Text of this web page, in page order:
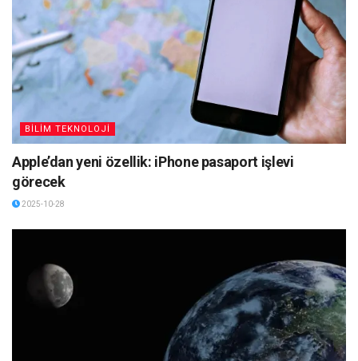
BİLİM TEKNOLOJİ
Apple’dan yeni özellik: iPhone pasaport işlevi
görecek
2025-10-28